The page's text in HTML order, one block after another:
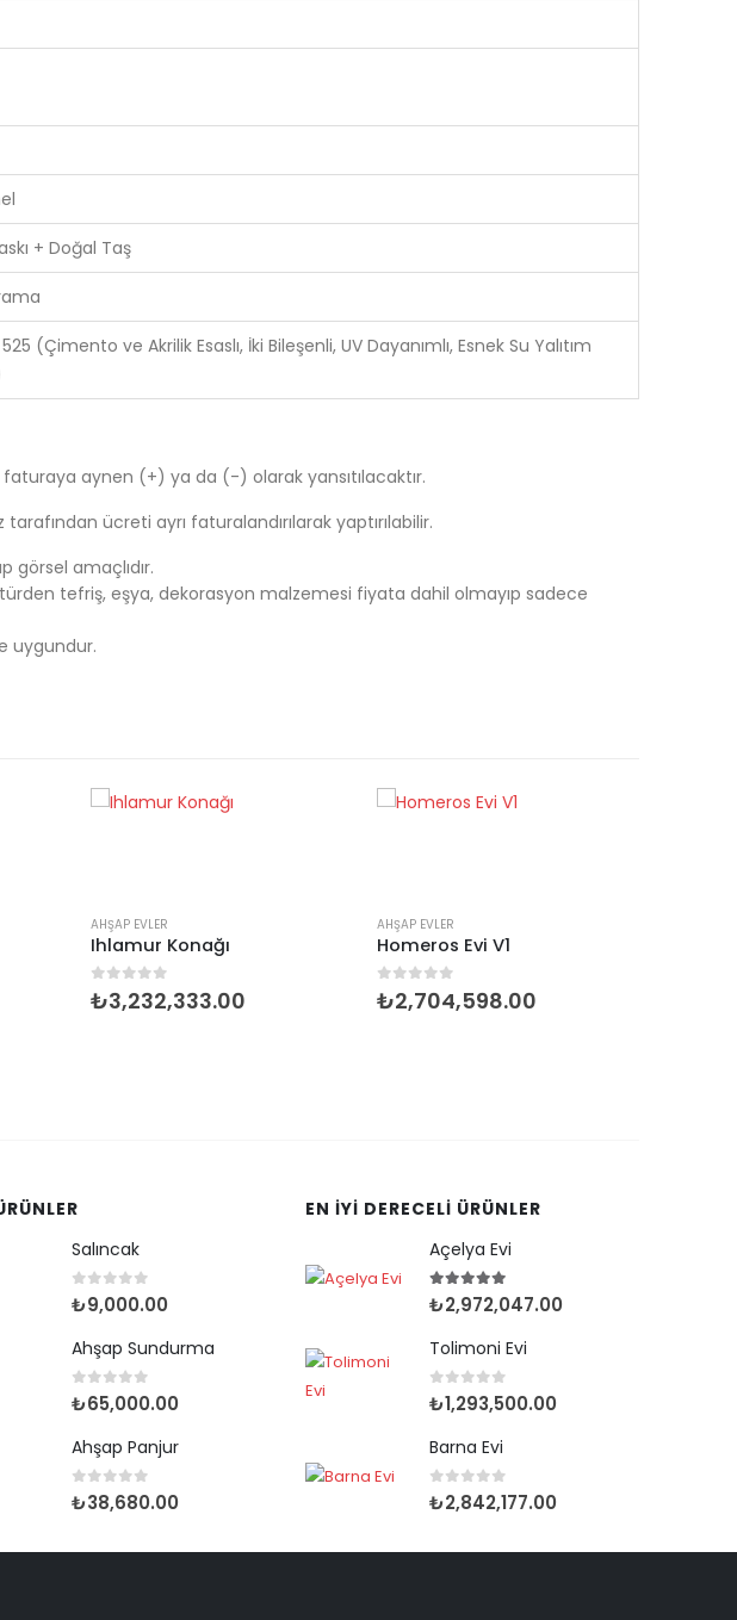
+ Doğal Taş
(Çimento ve Akrilik Esaslı, İki Bileşenli, UV Dayanımlı, Esnek Su Yalıtım
aynen (+) ya da (-) olarak yansıtılacaktır.
ücreti ayrı faturalandırılarak yaptırılabilir.
amaçlıdır.
tefriş, eşya, dekorasyon malzemesi fiyata dahil olmayıp sadece
uygundur.
AHŞAP EVLER
Ihlamur Konağı
0 5 üzerinden
₺3,232,333.00
AHŞAP EVLER
Homeros Evi V1
0 5 üzerinden
₺2,704,598.00
Salıncak
0 out of 5
₺9,000.00
Ahşap Sundurma
0 out of 5
₺65,000.00
Ahşap Panjur
0 out of 5
₺38,680.00
EN İYI DERECELI ÜRÜNLER
Açelya Evi
5.00out of 5
₺2,972,047.00
Tolimoni Evi
0 out of 5
₺1,293,500.00
Barna Evi
0 out of 5
₺2,842,177.00